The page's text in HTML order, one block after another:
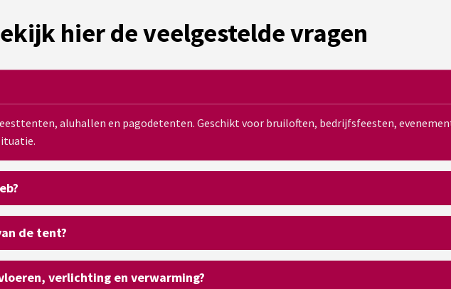
hier de veelgestelde vragen
aluhallen en pagodetenten. Geschikt voor bruiloften, bedrijfsfeesten,
de tent?
verlichting en verwarming?